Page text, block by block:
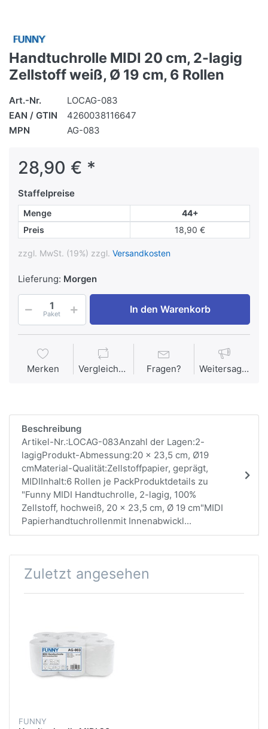
Handtuchrolle MIDI 20 cm, 2-lagig
Zellstoff weiß, Ø 19 cm, 6 Rollen
Art.-Nr.
LOCAG-083
EAN / GTIN
4260038116647
MPN
AG-083
28,90 € *
Staffelpreise
Menge
44+
Preis
18,90 €
zzgl. MwSt. (19%) zzgl. Versandkosten
Lieferung: Morgen
Paket In den Warenkorb
Merken Vergleichen Fragen? Weitersagen
Beschreibung
Artikel-Nr.:LOCAG-083Anzahl der Lagen:2-
lagigProdukt-Abmessung:20 x 23,5 cm, Ø19
cmMaterial-Qualität:Zellstoffpapier, geprägt,
MIDIInhalt:6 Rollen je PackProduktdetails zu
"Funny MIDI Handtuchrolle, 2-lagig, 100%
Zellstoff, hochweiß, 20 x 23,5 cm, Ø 19 cm"MIDI
Papierhandtuchrollenmit Innenabwickl...
Zuletzt angesehen
FUNNY